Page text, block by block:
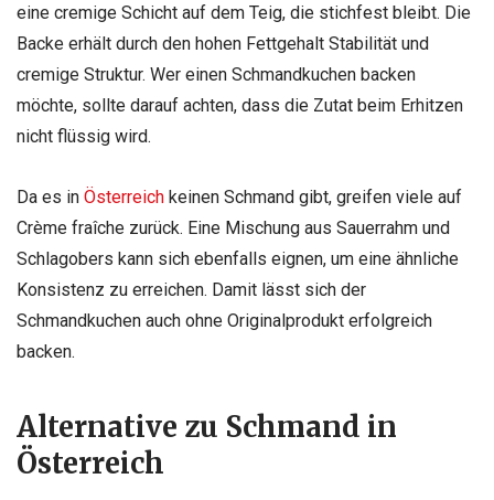
eine cremige Schicht auf dem Teig, die stichfest bleibt. Die
Backe erhält durch den hohen Fettgehalt Stabilität und
cremige Struktur. Wer einen Schmandkuchen backen
möchte, sollte darauf achten, dass die Zutat beim Erhitzen
nicht flüssig wird.
Da es in Österreich keinen Schmand gibt, greifen viele auf
Crème fraîche zurück. Eine Mischung aus Sauerrahm und
Schlagobers kann sich ebenfalls eignen, um eine ähnliche
Konsistenz zu erreichen. Damit lässt sich der
Schmandkuchen auch ohne Originalprodukt erfolgreich
backen.
Alternative zu Schmand in
Österreich